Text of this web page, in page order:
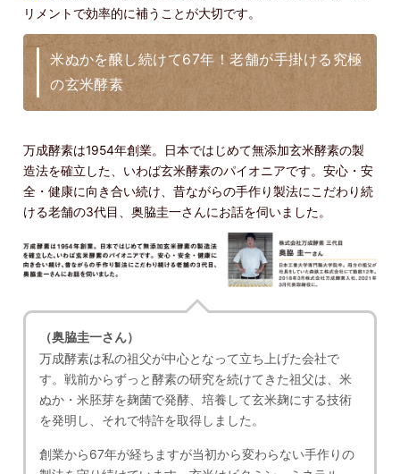
リメントで効率的に補うことが大切です。
米ぬかを醸し続けて67年！老舗が手掛ける究極
の玄米酵素
万成酵素は1954年創業。日本ではじめて無添加玄米酵素の製
造法を確立した、いわば玄米酵素のパイオニアです。安心・安
全・健康に向き合い続け、昔ながらの手作り製法にこだわり続
ける老舗の3代目、奥脇圭一さんにお話を伺いました。
（奥脇圭一さん）
万成酵素は私の祖父が中心となって立ち上げた会社で
す。戦前からずっと酵素の研究を続けてきた祖父は、米
ぬか・米胚芽を麹菌で発酵、培養して玄米麹にする技術
を発明し、それで特許を取得しました。
創業から67年が経ちますが当初から変わらない手作りの